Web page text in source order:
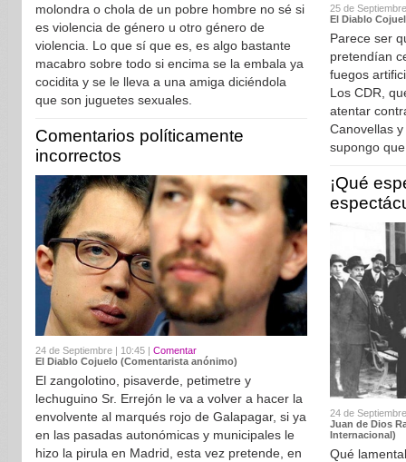
molondra o chola de un pobre hombre no sé si
es violencia de género u otro género de
violencia. Lo que sí que es, es algo bastante
macabro sobre todo si encima se la embala ya
cocidita y se le lleva a una amiga diciéndola
que son juguetes sexuales.
Comentarios políticamente
incorrectos
24 de Septiembre | 10:45 | Comentar
El Diablo Cojuelo (Comentarista anónimo)
El zangolotino, pisaverde, petimetre y
lechuguino Sr. Errejón le va a volver a hacer la
envolvente al marqués rojo de Galapagar, si ya
en las pasadas autonómicas y municipales le
hizo la pirula en Madrid, esta vez pretende, en
25 de
El Diablo
Parece ser
pretendían
fuegos
Los CDR,
atentar
Canovellas
supongo
¡Qué
24 de
Juan de Dios
Internacional)
Qué